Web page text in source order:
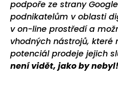
podpoře ze strany
podnikatelům v oblasti
v on-line prostředí a
vhodných nástrojů, které
potenciál prodeje jejich
není vidět, jako by